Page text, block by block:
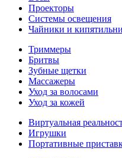
Проекторы
Системы освещения
Чайники и
Триммеры
Бритвы
Зубные щетки
Массажеры
Уход за волосами
Уход за кожей
Виртуальная
Игрушки
Портативные